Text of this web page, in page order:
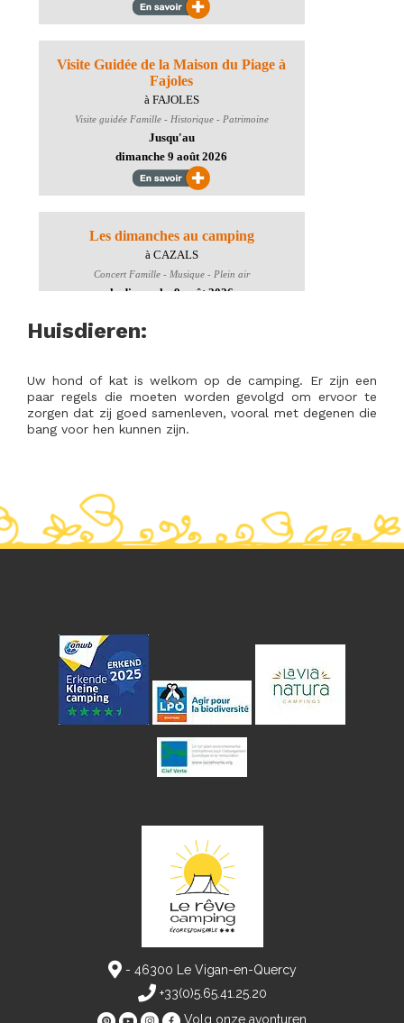
Huisdieren:
Uw hond of kat is welkom op de camping. Er zijn een
paar regels die moeten worden gevolgd om ervoor te
zorgen dat zij goed samenleven, vooral met degenen die
bang voor hen kunnen zijn.
- 46300 Le Vigan-en-Quercy
+33(0)5.65.41.25.20
Volg onze avonturen